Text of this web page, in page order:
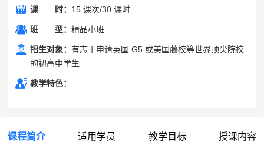
课 时： 15 课次/30 课时
班 班型型：精品小班
招生对象：有志于申请英国 G5 或美国藤校等世界顶尖院校
的初高中学生
教学特色：
课程简介 适用学员 教学目标 授课内容